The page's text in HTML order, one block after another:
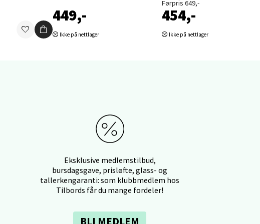
449,-
Ikke på nettlager
Førpris 649,-
454,-
Ikke på nettlager
Eksklusive medlemstilbud,
bursdagsgave, prisløfte, glass- og
tallerkengaranti: som klubbmedlem hos
Tilbords får du mange fordeler!
Velg